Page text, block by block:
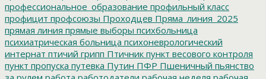
профессиональное_образование профильный класс
профицит профсоюзы Проходцев Пряма_линия_2025
прямая линия прямые выборы психбольница
психиатрическая больница психоневрологический
интернат птичий грипп Птичник пункт весового контроля
пункт пропуска путевка Путин ПФР Пшеничный пьянство